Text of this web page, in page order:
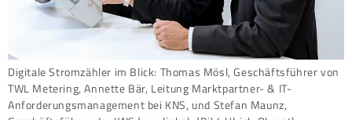
Digitale Stromzähler im Blick: Thomas Mösl, Geschäftsführer von
TWL Metering, Annette Bär, Leitung Marktpartner- & IT-
Anforderungsmanagement bei KNS, und Stefan Maunz,